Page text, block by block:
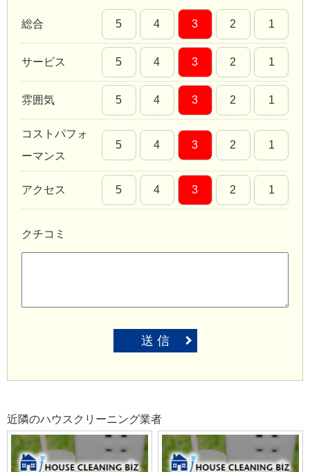
総合 5 4 3 2 1
サービス 5 4 3 2 1
雰囲気 5 4 3 2 1
コストパフォ
ーマンス
5 4 3 2 1
アクセス 5 4 3 2 1
クチコミ
送 信
近隣のハウスクリーニング業者